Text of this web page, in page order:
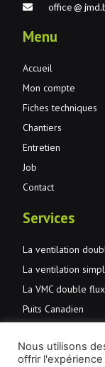
office @
Menu
Accueil
Mon compte
Fiches techniques
Chantiers
Entretien
Job
Contact
Services
La ventilation
La ventilation
La VMC double
Puits Canadien
JMD Aération et
Nous utilisons
offrir